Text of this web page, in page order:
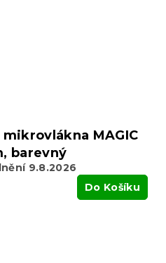
MAGIC
barevný
9.8.2026
Do Košíku